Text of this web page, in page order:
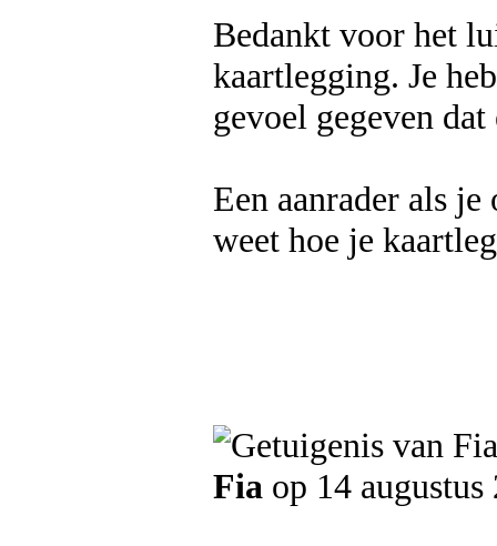
Bedankt voor het
kaartlegging. Je
gevoel gegeven
Een aanrader als
weet hoe je
Fia op 14 augustus